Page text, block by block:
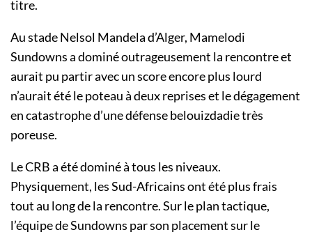
titre.
Au stade Nelsol Mandela d’Alger, Mamelodi
Sundowns a dominé outrageusement la rencontre et
aurait pu partir avec un score encore plus lourd
n’aurait été le poteau à deux reprises et le dégagement
en catastrophe d’une défense belouizdadie très
poreuse.
Le CRB a été dominé à tous les niveaux.
Physiquement, les Sud-Africains ont été plus frais
tout au long de la rencontre. Sur le plan tactique,
l’équipe de Sundowns par son placement sur le